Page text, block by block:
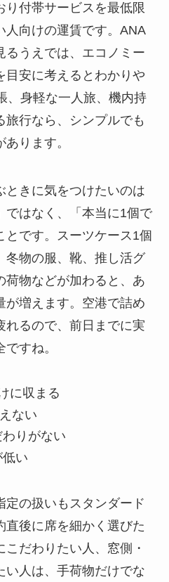
り付帯サービスを最低限
人向けの運賃です。ANA
るうえでは、エコノミー
目安に考えるとわかりや
、身軽な一人旅、機内持
旅行なら、シンプルでも
ります。
ときに気をつけたいのは
ではなく、「本当に1個で
とです。スーツケース1個
冬物の服、靴、推し活グ
荷物などが加わると、あ
が増えます。空港で詰め
れるので、前日までに実
すね。
に収まる
ない
りがない
い
定の扱いもスタンダード
直後に席を細かく選びた
だわりたい人、窓側・
い人は、手荷物だけでな